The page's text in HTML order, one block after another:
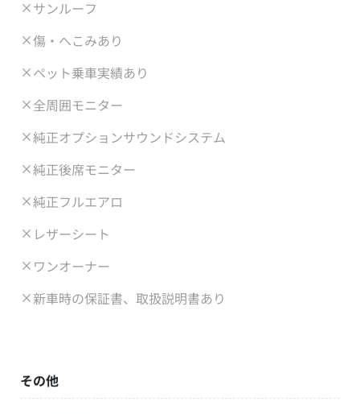
サンルーフ
傷・へこみあり
ペット乗車実績あり
全周囲モニター
純正オプションサウンドシステム
純正後席モニター
純正フルエアロ
レザーシート
ワンオーナー
新車時の保証書、取扱説明書あり
その他